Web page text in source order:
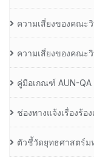
ความเสี่ยงของคณะ
ความเสี่ยงของคณะ
คู่มือเกณฑ์ AUN-QA
ช่องทางแจ้งเรื่องร้อ
ตัวชี้วัดยุทธศาสตร์ม